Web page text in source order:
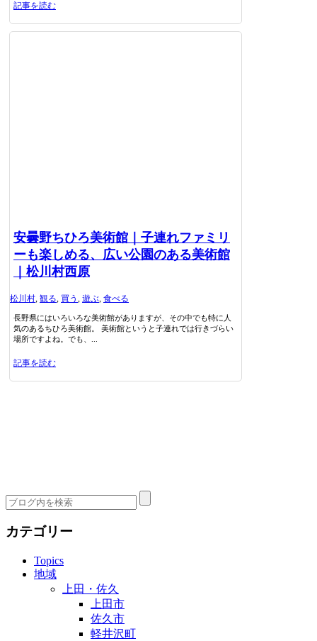
記事を読む
安曇野ちひろ美術館｜子連れファミリ
ーも楽しめる、広い公園のある美術館
｜松川村西原
松川村 観る 買う 遊ぶ 食べる
長野県にはいろいろな美術館がありますが、その中でも特に人
気のあるちひろ美術館。 美術館というと子連れでは行きづらい
場所ですよね。でも、...
記事を読む
カテゴリー
Topics
地域
上田・佐久
上田市
佐久市
軽井沢町